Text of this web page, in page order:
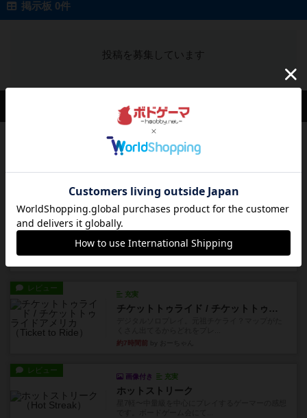
掲示板 0件
投稿を募集しています
会員の新しい投稿
充実
花火
ずっと前のドイツ年間ゲーム大賞ながら、シンプ
約3時間前by tamio
レビュー 無限まちがいさがし
6つの場面カード（表、裏で違う絵）が何枚かあ
り、そのうち3つ選んで、同...
レビュー
充実
チケットトゥライド / チケットトゥライドアメリカ
約7時間前
レビュー
画像付き 充実
ホットストリーク